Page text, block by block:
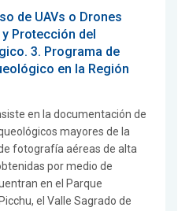
de UAVs o Drones
Protección del
3. Programa de
en la Región
en la documentación de
mayores de la
fotografía aéreas de alta
por medio de
en el Parque
el Valle Sagrado de